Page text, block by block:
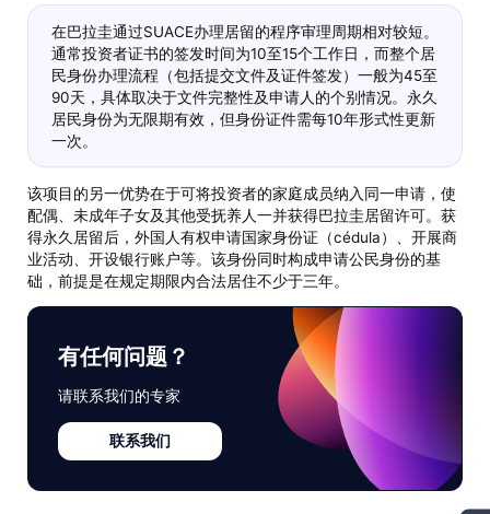
在巴拉圭通过SUACE办理居留的程序审理周期相对较短。
通常投资者证书的签发时间为10至15个工作日，而整个居
民身份办理流程（包括提交文件及证件签发）一般为45至
90天，具体取决于文件完整性及申请人的个别情况。永久
居民身份为无限期有效，但身份证件需每10年形式性更新
一次。
该项目的另一优势在于可将投资者的家庭成员纳入同一申请，使
配偶、未成年子女及其他受抚养人一并获得巴拉圭居留许可。获
得永久居留后，外国人有权申请国家身份证（cédula）、开展商
业活动、开设银行账户等。该身份同时构成申请公民身份的基
础，前提是在规定期限内合法居住不少于三年。
有任何问题？
请联系我们的专家
联系我们